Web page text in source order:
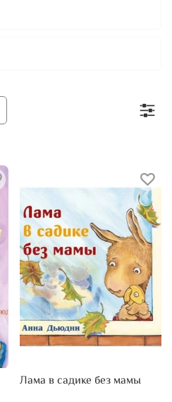
Лама в садике без мамы